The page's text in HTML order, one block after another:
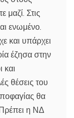
μαζί. Στις
ενωμένο.
και υπάρχει
έζησα στην
και
θέσεις του
θα
η ΝΔ